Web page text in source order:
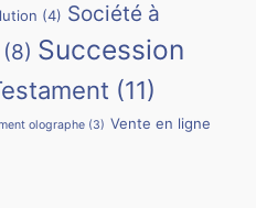
(4) Société à
(8) Succession
(11)
olographe (3) Vente en ligne